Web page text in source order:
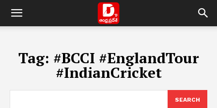
Tag: #BCCI #EnglandTour
#IndianCricket
SEARCH